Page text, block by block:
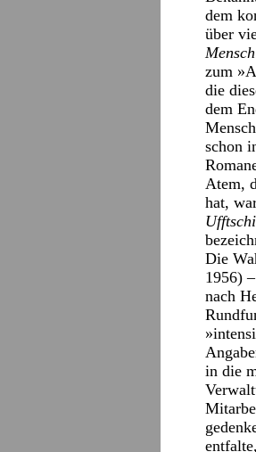
dem
über
zum
die
dem
schon
Atem,
hat,
Die
1956)
nach
in die